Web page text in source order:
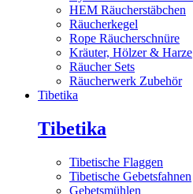
HEM Räucherstäbchen
Räucherkegel
Rope Räucherschnüre
Kräuter, Hölzer & Harze
Räucher Sets
Räucherwerk Zubehör
Tibetika
Tibetika
Tibetische Flaggen
Tibetische Gebetsfahnen
Gebetsmühlen